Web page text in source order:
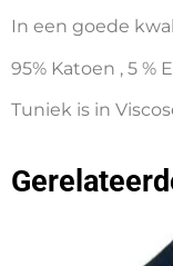
In een goede
95% Katoen , 5 %
Tuniek is in